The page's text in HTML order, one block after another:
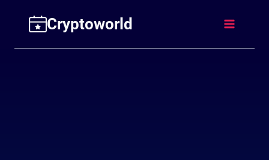
содержимому
Cryptoworld